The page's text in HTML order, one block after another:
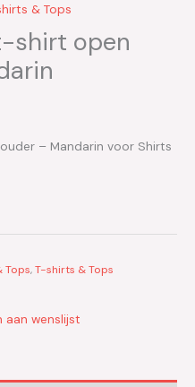
& Tops
shirt open
– Mandarin voor Shirts
Tops,T-shirts & Tops
aan wenslijst